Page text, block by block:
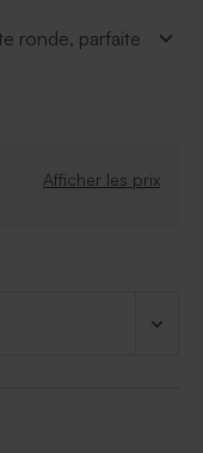
ronde, parfaite
Sa texture
dans la
Afficher les prix